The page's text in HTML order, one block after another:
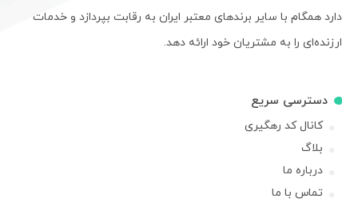
دارد همگام با سایر برندهای معتبر ایران به رقابت بپردازد و خدمات
ارزنده‌ای را به مشتریان خود ارائه دهد.
دسترسی سریع
کانال کد رهگیری
بلاگ
درباره ما
تماس با ما